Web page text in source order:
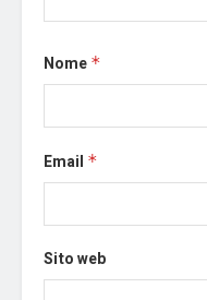
Nome *
Email *
Sito web